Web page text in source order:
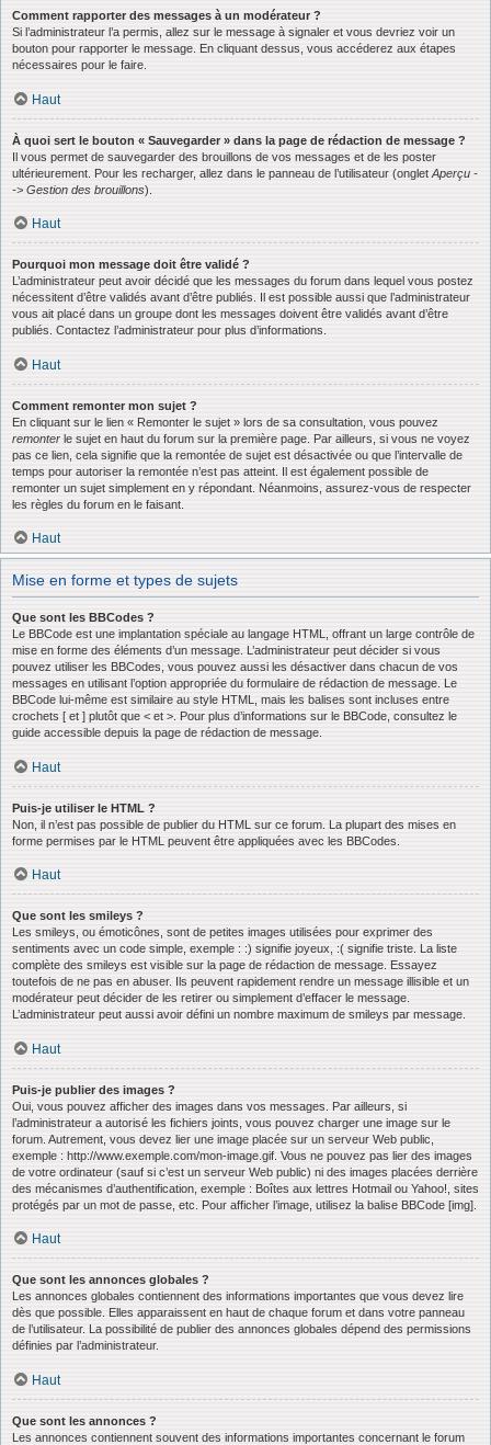
Comment rapporter des messages à un modérateur ?
Si l’administrateur l’a permis, allez sur le message à signaler et vous devriez voir un
bouton pour rapporter le message. En cliquant dessus, vous accéderez aux étapes
nécessaires pour le faire.
Haut
À quoi sert le bouton « Sauvegarder » dans la page de rédaction de message ?
Il vous permet de sauvegarder des brouillons de vos messages et de les poster
ultérieurement. Pour les recharger, allez dans le panneau de l’utilisateur (onglet Aperçu -
-> Gestion des brouillons).
Haut
Pourquoi mon message doit être validé ?
L’administrateur peut avoir décidé que les messages du forum dans lequel vous postez
nécessitent d’être validés avant d’être publiés. Il est possible aussi que l’administrateur
vous ait placé dans un groupe dont les messages doivent être validés avant d’être
publiés. Contactez l’administrateur pour plus d’informations.
Haut
Comment remonter mon sujet ?
En cliquant sur le lien « Remonter le sujet » lors de sa consultation, vous pouvez
remonter le sujet en haut du forum sur la première page. Par ailleurs, si vous ne voyez
pas ce lien, cela signifie que la remontée de sujet est désactivée ou que l’intervalle de
temps pour autoriser la remontée n’est pas atteint. Il est également possible de
remonter un sujet simplement en y répondant. Néanmoins, assurez-vous de respecter
les règles du forum en le faisant.
Haut
Mise en forme et types de sujets
Que sont les BBCodes ?
Le BBCode est une implantation spéciale au langage HTML, offrant un large contrôle de
mise en forme des éléments d’un message. L’administrateur peut décider si vous
pouvez utiliser les BBCodes, vous pouvez aussi les désactiver dans chacun de vos
messages en utilisant l’option appropriée du formulaire de rédaction de message. Le
BBCode lui-même est similaire au style HTML, mais les balises sont incluses entre
crochets [ et ] plutôt que < et >. Pour plus d’informations sur le BBCode, consultez le
guide accessible depuis la page de rédaction de message.
Haut
Puis-je utiliser le HTML ?
Non, il n’est pas possible de publier du HTML sur ce forum. La plupart des mises en
forme permises par le HTML peuvent être appliquées avec les BBCodes.
Haut
Que sont les smileys ?
Les smileys, ou émoticônes, sont de petites images utilisées pour exprimer des
sentiments avec un code simple, exemple : :) signifie joyeux, :( signifie triste. La liste
complète des smileys est visible sur la page de rédaction de message. Essayez
toutefois de ne pas en abuser. Ils peuvent rapidement rendre un message illisible et un
modérateur peut décider de les retirer ou simplement d’effacer le message.
L’administrateur peut aussi avoir défini un nombre maximum de smileys par message.
Haut
Puis-je publier des images ?
Oui, vous pouvez afficher des images dans vos messages. Par ailleurs, si
l’administrateur a autorisé les fichiers joints, vous pouvez charger une image sur le
forum. Autrement, vous devez lier une image placée sur un serveur Web public,
exemple : http://www.exemple.com/mon-image.gif. Vous ne pouvez pas lier des images
de votre ordinateur (sauf si c’est un serveur Web public) ni des images placées derrière
des mécanismes d’authentification, exemple : Boîtes aux lettres Hotmail ou Yahoo!, sites
protégés par un mot de passe, etc. Pour afficher l’image, utilisez la balise BBCode [img].
Haut
Que sont les annonces globales ?
Les annonces globales contiennent des informations importantes que vous devez lire
dès que possible. Elles apparaissent en haut de chaque forum et dans votre panneau
de l’utilisateur. La possibilité de publier des annonces globales dépend des permissions
définies par l’administrateur.
Haut
Que sont les annonces ?
Les annonces contiennent souvent des informations importantes concernant le forum